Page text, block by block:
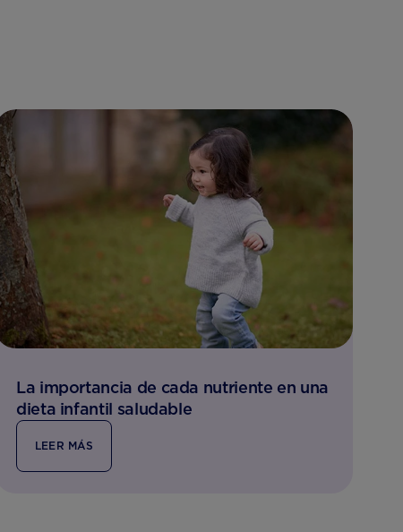
La importancia de cada nutriente en una
dieta infantil saludable
LEER MÁS